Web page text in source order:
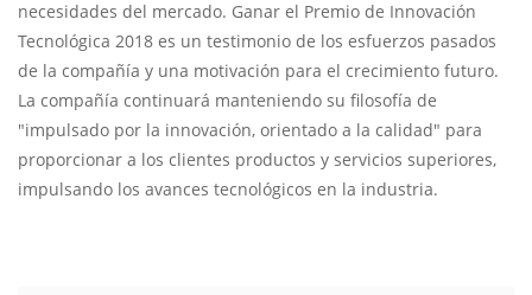
necesidades del mercado. Ganar el Premio de Innovación
Tecnológica 2018 es un testimonio de los esfuerzos pasados
de la compañía y una motivación para el crecimiento futuro.
La compañía continuará manteniendo su filosofía de
"impulsado por la innovación, orientado a la calidad" para
proporcionar a los clientes productos y servicios superiores,
impulsando los avances tecnológicos en la industria.